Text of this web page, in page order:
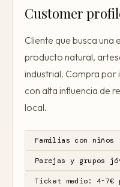
Customer
Cliente que busca una
producto natural,
industrial. Compra
con alta influencia de
local.
Familias con niños
Parejas y grupos
Ticket medio: 4-7€